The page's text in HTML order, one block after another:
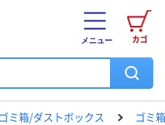
カゴ
メニュー
ゴミ箱/ダストボックス ゴミ